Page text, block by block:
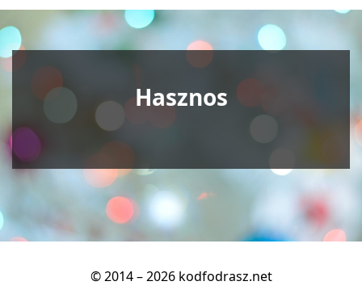
Hasznos
© 2014 – 2026 kodfodrasz.net